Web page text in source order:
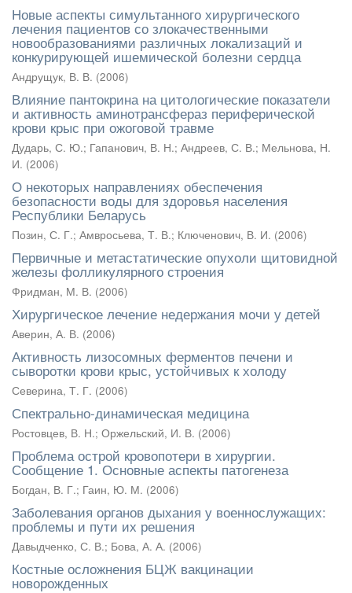
Новые аспекты симультанного хирургического
лечения пациентов со злокачественными
новообразованиями различных локализаций и
конкурирующей ишемической болезни сердца
Андрущук, В. В. (2006)
Влияние пантокрина на цитологические показатели
и активность аминотрансфераз периферической
крови крыс при ожоговой травме
Дударь, С. Ю.; Гапанович, В. Н.; Андреев, С. В.; Мельнова, Н.
И. (2006)
О некоторых направлениях обеспечения
безопасности воды для здоровья населения
Республики Беларусь
Позин, С. Г.; Амвросьева, Т. В.; Ключенович, В. И. (2006)
Первичные и метастатические опухоли щитовидной
железы фолликулярного строения
Фридман, М. В. (2006)
Хирургическое лечение недержания мочи у детей
Аверин, А. В. (2006)
Активность лизосомных ферментов печени и
сыворотки крови крыс, устойчивых к холоду
Северина, Т. Г. (2006)
Спектрально-динамическая медицина
Ростовцев, В. Н.; Оржельский, И. В. (2006)
Проблема острой кровопотери в хирургии.
Сообщение 1. Основные аспекты патогенеза
Богдан, В. Г.; Гаин, Ю. М. (2006)
Заболевания органов дыхания у военнослужащих:
проблемы и пути их решения
Давыдченко, С. В.; Бова, А. А. (2006)
Костные осложнения БЦЖ вакцинации
новорожденных